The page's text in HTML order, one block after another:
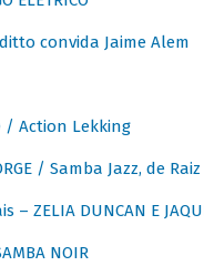
convida Jaime Alem
/ Action Lekking
/ Samba Jazz, de Raiz
– ZELIA DUNCAN E
NOIR